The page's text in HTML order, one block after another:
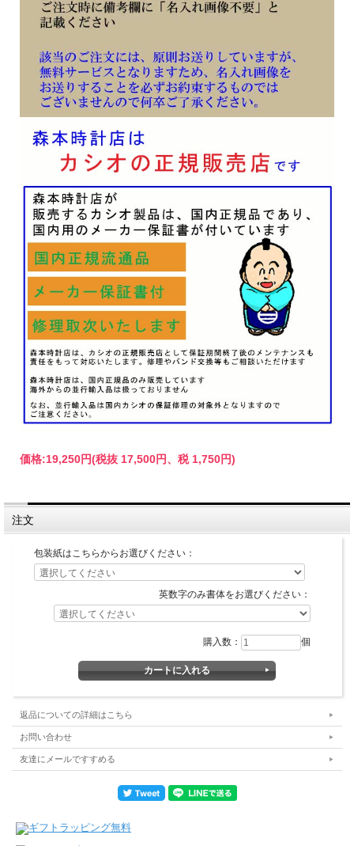
価格:19,250円(税抜 17,500円、税 1,750円)
注文
包装紙はこちらからお選びください：
英数字のみ書体をお選びください：
購入数： 個
返品についての詳細はこちら
お問い合わせ
友達にメールですすめる